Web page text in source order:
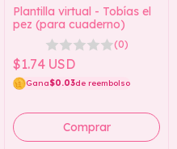
Plantilla virtual - Tobías el
pez (para cuaderno)
(0)
$1.74 USD
Gana$0.03de reembolso